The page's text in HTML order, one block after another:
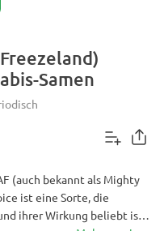
Samen
(auch bekannt als Mighty
ist eine Sorte, die
ihrer Wirkung beliebt ist.